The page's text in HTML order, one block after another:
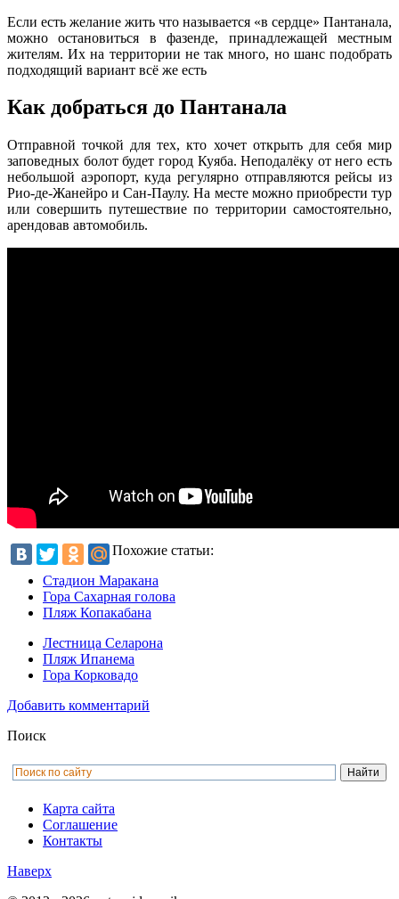
Если есть желание жить что называется «в сердце» Пантанала,
можно остановиться в фазенде, принадлежащей местным
жителям. Их на территории не так много, но шанс подобрать
подходящий вариант всё же есть
Как добраться до Пантанала
Отправной точкой для тех, кто хочет открыть для себя мир
заповедных болот будет город Куяба. Неподалёку от него есть
небольшой аэропорт, куда регулярно отправляются рейсы из
Рио-де-Жанейро и Сан-Паулу. На месте можно приобрести тур
или совершить путешествие по территории самостоятельно,
арендовав автомобиль.
Похожие статьи:
Стадион Маракана
Гора Сахарная голова
Пляж Копакабана
Лестница Селарона
Пляж Ипанема
Гора Корковадо
Добавить комментарий
Поиск
Карта сайта
Соглашение
Контакты
Наверх